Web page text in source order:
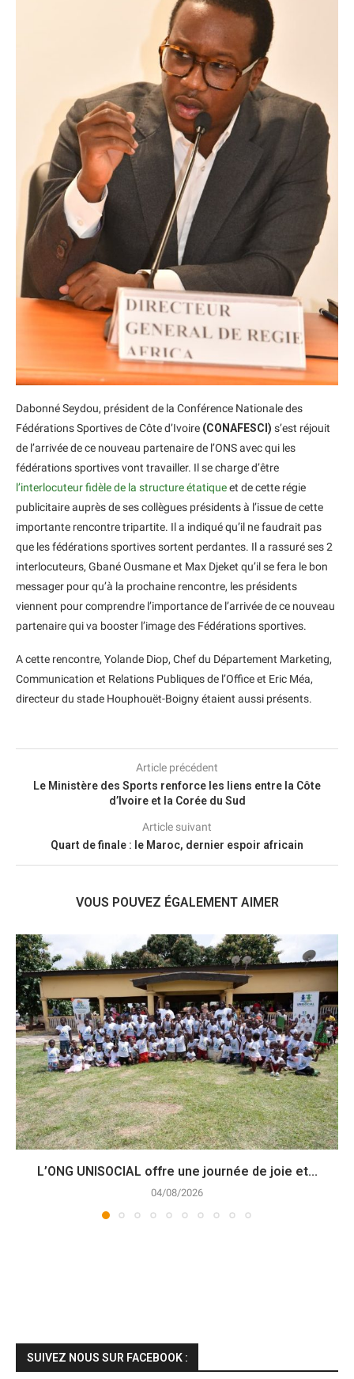
Dabonné Seydou, président de la Conférence Nationale des
Fédérations Sportives de Côte d’Ivoire (CONAFESCI) s’est réjouit
de l’arrivée de ce nouveau partenaire de l’ONS avec qui les
fédérations sportives vont travailler. Il se charge d’être
l’interlocuteur fidèle de la structure étatiqueet de cette régie
publicitaire auprès de ses collègues présidents à l’issue de cette
importante rencontre tripartite. Il a indiqué qu’il ne faudrait pas
que les fédérations sportives sortent perdantes. Il a rassuré ses 2
interlocuteurs, Gbané Ousmane et Max Djeket qu’il se fera le bon
messager pour qu’à la prochaine rencontre, les présidents
viennent pour comprendre l’importance de l’arrivée de ce nouveau
partenaire qui va booster l’image des Fédérations sportives.
A cette rencontre, Yolande Diop, Chef du Département Marketing,
Communication et Relations Publiques de l’Office et Eric Méa,
directeur du stade Houphouët-Boigny étaient aussi présents.
Article précédent
Le Ministère des Sports renforce les liens entre la Côte
d’Ivoire et la Corée du Sud
Article suivant
Quart de finale : le Maroc, dernier espoir africain
VOUS POUVEZ ÉGALEMENT AIMER
L’ONG UNISOCIAL offre une journée de joie et...
04/08/2026
SUIVEZ NOUS SUR FACEBOOK :